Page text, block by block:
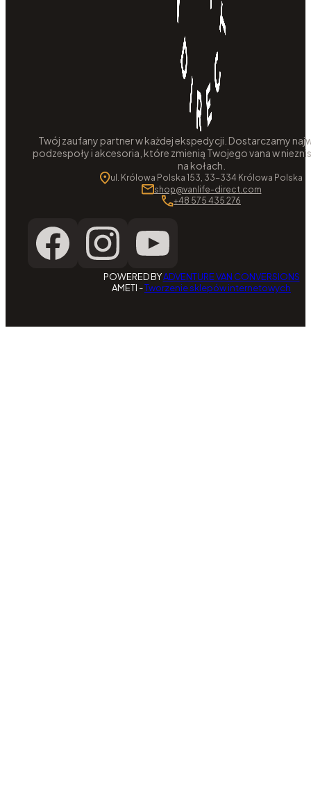
Twój zaufany partner w każdej ekspedycji. Dostarczamy
podzespoły i akcesoria, które zmienią Twojego vana w
na kołach.
ul. Królowa Polska 153, 33-334 Królowa Polska
shop@vanlife-direct.com
+48 575 435 276
POWERED BYADVENTURE VAN CONVERSIONS
AMETI -Tworzenie sklepów internetowych